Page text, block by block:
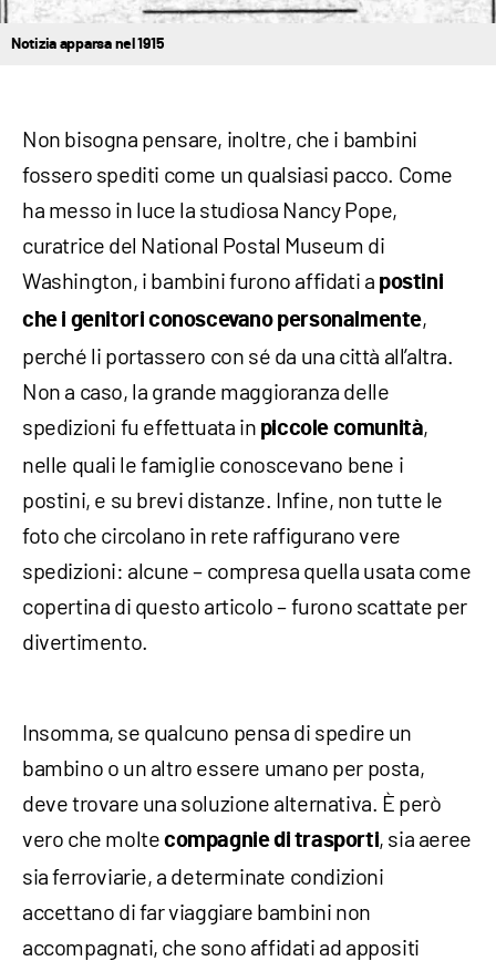
Notizia apparsa nel 1915
Non bisogna pensare, inoltre, che i bambini
fossero spediti come un qualsiasi pacco. Come
ha messo in luce la studiosa Nancy Pope,
curatrice del National Postal Museum di
Washington, i bambini furono affidati a postini
che i genitori conoscevano personalmente,
perché li portassero con sé da una città all’altra.
Non a caso, la grande maggioranza delle
spedizioni fu effettuata in piccole comunità,
nelle quali le famiglie conoscevano bene i
postini, e su brevi distanze. Infine, non tutte le
foto che circolano in rete raffigurano vere
spedizioni: alcune – compresa quella usata come
copertina di questo articolo – furono scattate per
divertimento.
Insomma, se qualcuno pensa di spedire un
bambino o un altro essere umano per posta,
deve trovare una soluzione alternativa. È però
vero che molte compagnie di trasporti, sia aeree
sia ferroviarie, a determinate condizioni
accettano di far viaggiare bambini non
accompagnati, che sono affidati ad appositi